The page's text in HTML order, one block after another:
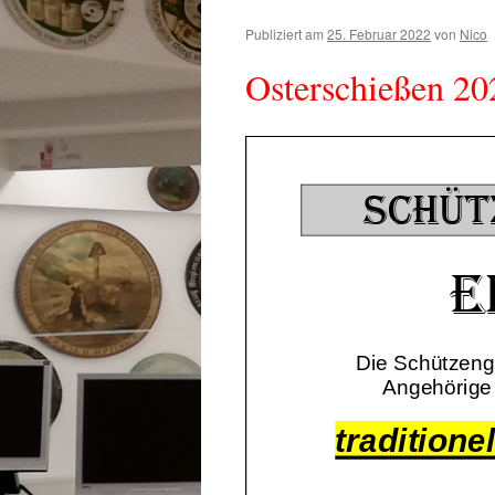
Publiziert am 25. Februar 2022 von Nico
Osterschießen